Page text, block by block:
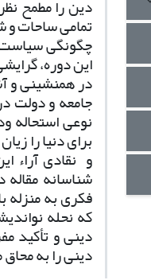
دین را مطمح
تمامی ساحات
چگونگی سیاست
این دوره،
در همنشینی و
جامعه و دولت
نوعی استحاله
برای دنیا را
و نقادی آراء
شناسانه مقاله
فکری به منزله
که نحله
دینی و تأکید
دینی را به